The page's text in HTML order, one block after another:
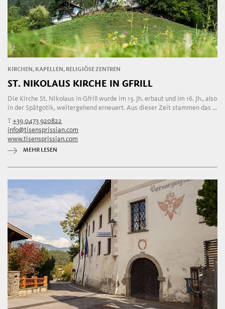
KIRCHEN, KAPELLEN, RELIGIÖSE ZENTREN
ST. NIKOLAUS KIRCHE IN GFRILL
Die Kirche St. Nikolaus in Gfrill wurde im 13. Jh. erbaut und im 16. Jh., also
in der Spätgotik, weitergehend erneuert. Aus dieser Zeit stammen das ...
T+39 0473 920822
info@tisensprissian.com
www.tisensprissian.com
MEHR LESEN